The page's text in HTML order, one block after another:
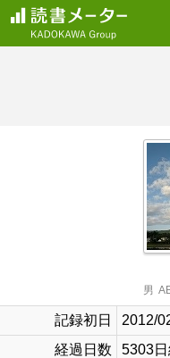
男
記録初日
2012/
経過日数
5303日